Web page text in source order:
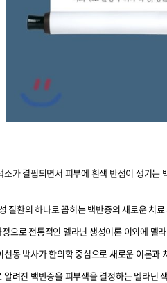
소가 결핍되면서 피부에 흰색 반점이 생기
질환의 하나로 꼽히는 백반증의 새로운 치
으로 전통적인 멜라닌 생성이론 이외에 멜
선동 박사가 한의학 중심으로 새로운 이론
알려진 백반증을 피부색을 결정하는 멜라닌